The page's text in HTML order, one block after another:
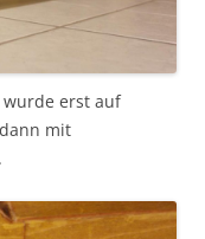
erst auf
mit